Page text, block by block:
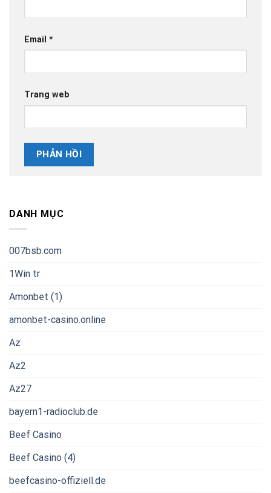
Email *
Trang web
DANH MỤC
007bsb.com
1Win tr
Amonbet (1)
amonbet-casino.online
Az
Az2
Az27
bayern1-radioclub.de
Beef Casino
Beef Casino (4)
beefcasino-offiziell.de